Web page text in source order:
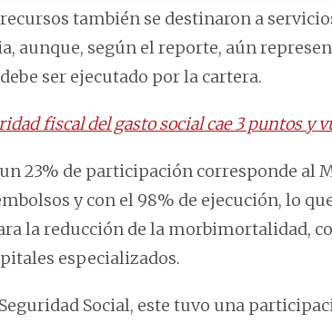
también se destinaron a
aunque, según el reporte, aún
ser ejecutado por la cartera.
fiscal del gasto social cae 3 puntos y
23% de participación corresponde al
y con el 98% de ejecución, lo
la reducción de la morbimortalidad,
especializados.
Social, este tuvo una